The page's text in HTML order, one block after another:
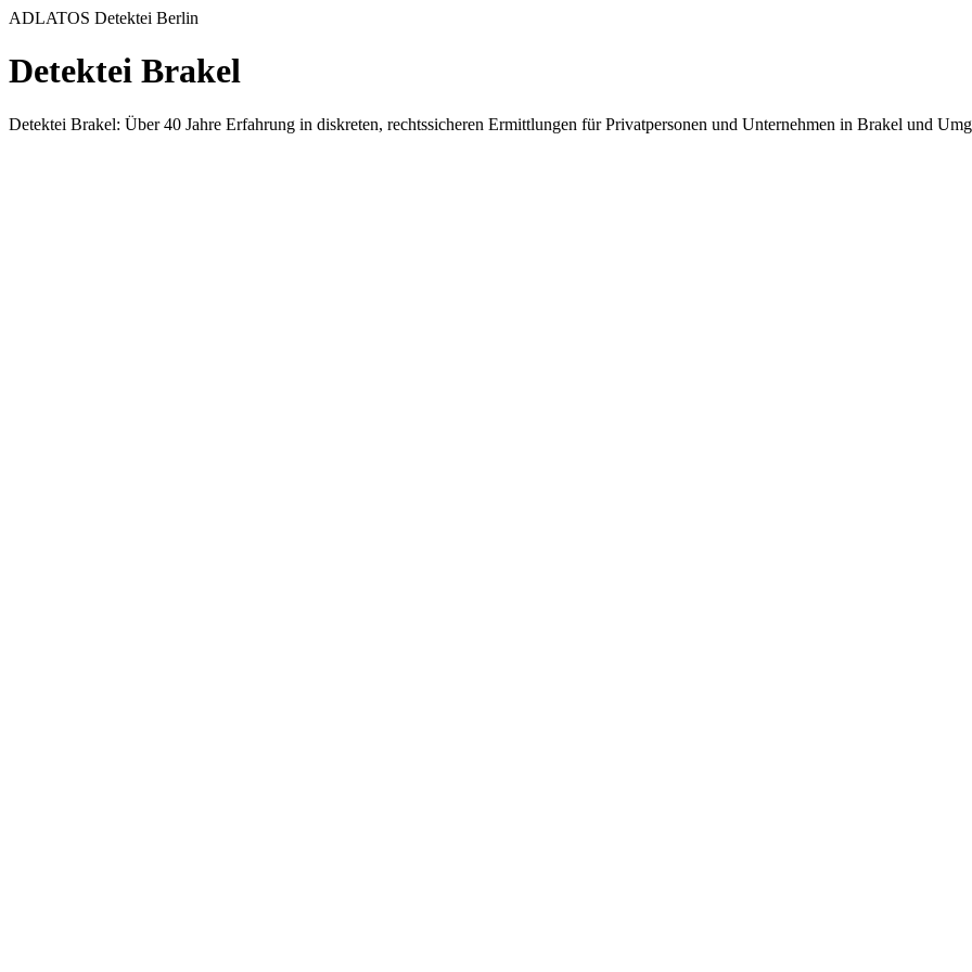
ADLATOS Detektei Berlin
Detektei Brakel
Detektei Brakel: Über 40 Jahre Erfahrung in diskreten, rechtssicheren Ermittlungen für Privatpersonen und Unternehmen in Brakel und